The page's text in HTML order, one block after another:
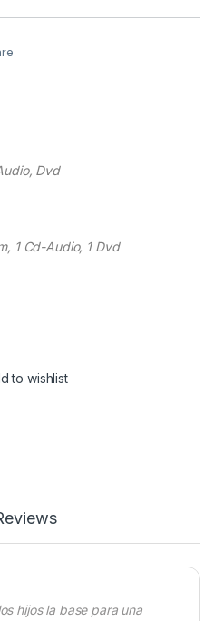
Dvd
1 Cd-Audio, 1 Dvd
to wishlist
hijos la base para una